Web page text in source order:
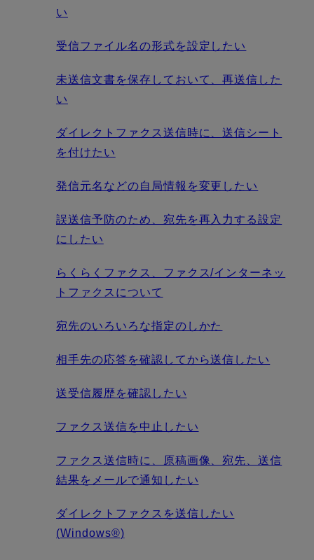
い
受信ファイル名の形式を設定したい
未送信文書を保存しておいて、再送信した
い
ダイレクトファクス送信時に、送信シート
を付けたい
発信元名などの自局情報を変更したい
誤送信予防のため、宛先を再入力する設定
にしたい
らくらくファクス、ファクス/インターネッ
トファクスについて
宛先のいろいろな指定のしかた
相手先の応答を確認してから送信したい
送受信履歴を確認したい
ファクス送信を中止したい
ファクス送信時に、原稿画像、宛先、送信
結果をメールで通知したい
ダイレクトファクスを送信したい
(Windows®)